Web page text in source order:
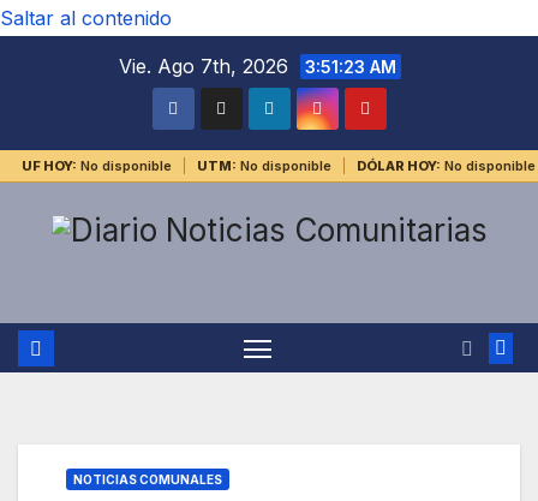
Saltar al contenido
Vie. Ago 7th, 2026
3:51:23 AM
UF HOY: No disponible UTM: No disponible DÓLAR HOY: No disponible
NOTICIAS COMUNALES